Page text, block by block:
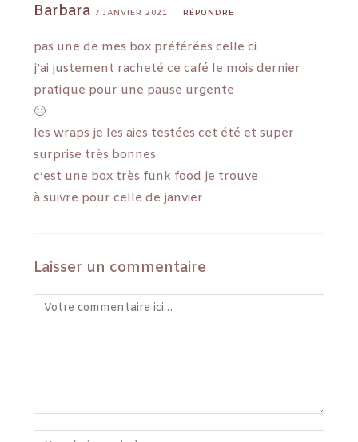
Barbara 7 JANVIER 2021 RÉPONDRE
pas une de mes box préférées celle ci
j’ai justement racheté ce café le mois dernier
pratique pour une pause urgente
🙂
les wraps je les aies testées cet été et super
surprise très bonnes
c’est une box très funk food je trouve
à suivre pour celle de janvier
Laisser un commentaire